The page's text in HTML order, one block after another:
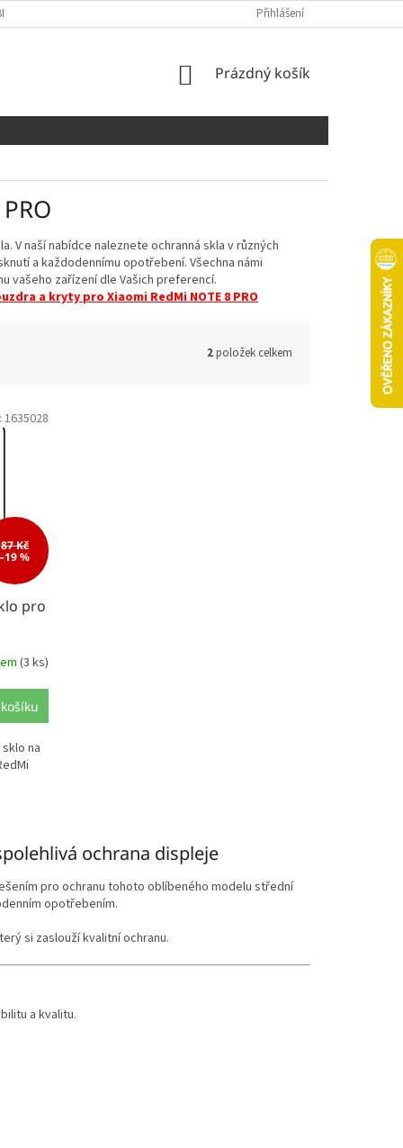
ÚDAJŮ Přihlášení
NÁKUPNÍ
Prázdný košík
V naší nabídce naleznete ochranná skla v různých
a každodennímu opotřebení. Všechna námi
vašeho zařízení dle Vašich preferencí.
a kryty pro Xiaomi RedMi NOTE 8 PRO
2položek celkem
87 Kč
–19 %
pro
(3 ks)
na
1635028
ochrana displeje
pro ochranu tohoto oblíbeného modelu střední
opotřebením.
si zaslouží kvalitní ochranu.
a kvalitu.